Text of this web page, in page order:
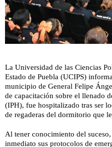
La Universidad de las Ciencias
Estado de Puebla (UCIPS)
municipio de General Felipe
de capacitación sobre el llenado
(IPH), fue hospitalizado tras ser
de regaderas del dormitorio que
Al tener conocimiento del
inmediato sus protocolos de